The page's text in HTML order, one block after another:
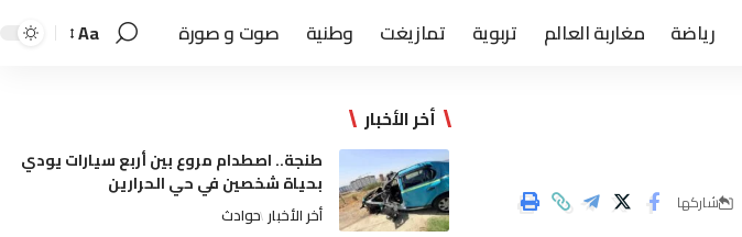
رياضة مغاربة العالم تربوية تمازيغت وطنية صوت و صورة Aa
شاركها
أخر الأخبار
طنجة.. اصطدام مروع بين أربع سيارات يودي
بحياة شخصين في حي الحرارين
أخر الأخبار حوادث